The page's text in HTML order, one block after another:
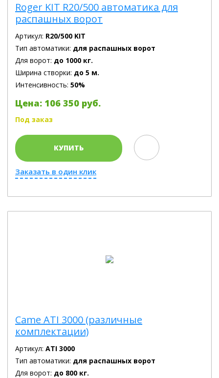
Roger KIT R20/500 автоматика для
распашных ворот
Артикул: R20/500 KIT
Тип автоматики: для распашных ворот
Для ворот: до 1000 кг.
Ширина створки: до 5 м.
Интенсивность: 50%
Цена: 106 350 руб.
Под заказ
КУПИТЬ
Заказать в один клик
Came ATI 3000 (различные
комплектации)
Артикул: ATI 3000
Тип автоматики: для распашных ворот
Для ворот: до 800 кг.